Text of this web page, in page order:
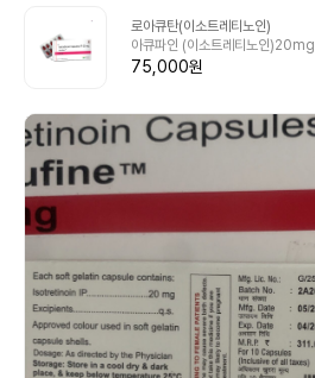
로아큐탄(이소트레티노인)
아큐파인 (이소트레티노인)20mg
75,000원